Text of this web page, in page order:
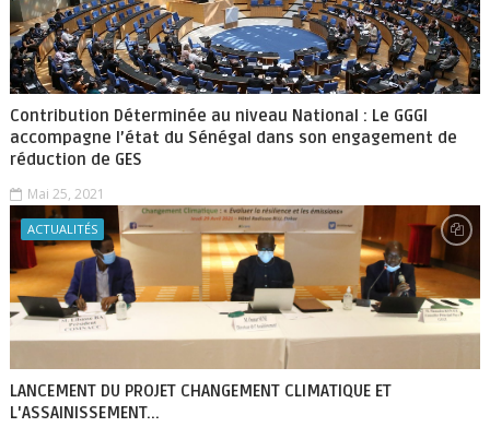
Contribution Déterminée au niveau National : Le GGGI
accompagne l’état du Sénégal dans son engagement de
réduction de GES
Mai 25, 2021
ACTUALITÉS
LANCEMENT DU PROJET CHANGEMENT CLIMATIQUE ET
L'ASSAINISSEMENT...